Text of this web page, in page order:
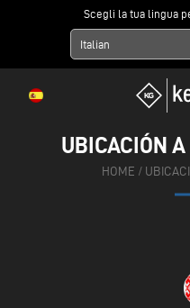
Scegli la tua lingua
Italian
UBICACIÓN
HOME /